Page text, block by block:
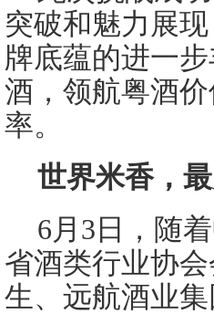
突破和魅力展
牌底蕴的进一
酒，领航粤酒
率。
世界米香，
6月3日，随
省酒类行业协
生、远航酒业